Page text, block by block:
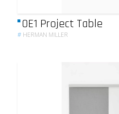
OE1 Project Table
# HERMAN MILLER